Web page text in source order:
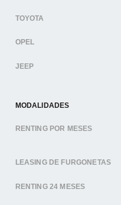
TOYOTA
OPEL
JEEP
MODALIDADES
RENTING POR MESES
LEASING DE FURGONETAS
RENTING 24 MESES